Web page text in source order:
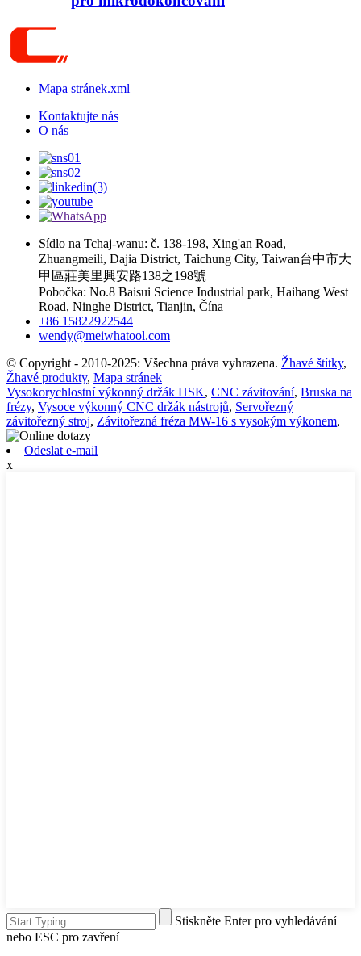
Mapa stránek.xml
Kontaktujte nás
O nás
Sídlo na Tchaj-wanu: č. 138-198, Xing'an Road,
Zhuangmeili, Dajia District, Taichung City, Taiwan台中市大
甲區莊美里興安路138之198號
Pobočka: No.8 Baisui Science Industrial park, Haihang West
Road, Ninghe District, Tianjin, Čína
+86 15822922544
wendy@meiwhatool.com
© Copyright - 2010-2025: Všechna práva vyhrazena. Žhavé štítky,
Žhavé produkty, Mapa stránek
Vysokorychlostní výkonný držák HSK, CNC závitování, Bruska na
frézy, Vysoce výkonný CNC držák nástrojů, Servořezný
závitořezný stroj, Závitořezná fréza MW-16 s vysokým výkonem,
Odeslat e-mail
x
Stiskněte Enter pro vyhledávání
nebo ESC pro zavření